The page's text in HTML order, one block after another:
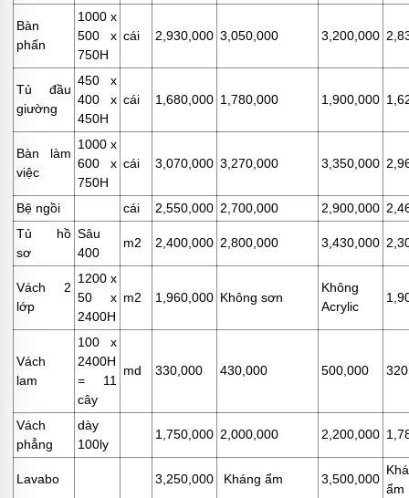
Bàn
phấn
1000 x
500 x
750H
cái 2,930,000 3,050,000 3,200,000
Tủ đầu
giường
450 x
400 x
450H
cái 1,680,000 1,780,000 1,900,000
Bàn làm
việc
1000 x
600 x
750H
cái 3,070,000 3,270,000 3,350,000
Bệ ngồi cái 2,550,000 2,700,000 2,900,000
Tủ hồ
sơ
Sâu
400
m2 2,400,000 2,800,000 3,430,000
Vách 2
lớp
1200 x
50 x
2400H
m2 1,960,000 Không sơn
Không
Acrylic
Vách
lam
100 x
2400H
= 11
cây
md 330,000 430,000 500,000
Vách
phẳng
dày
100ly
1,750,000 2,000,000 2,200,000
Lavabo 3,250,000 Kháng ẩm 3,500,000
ẩm